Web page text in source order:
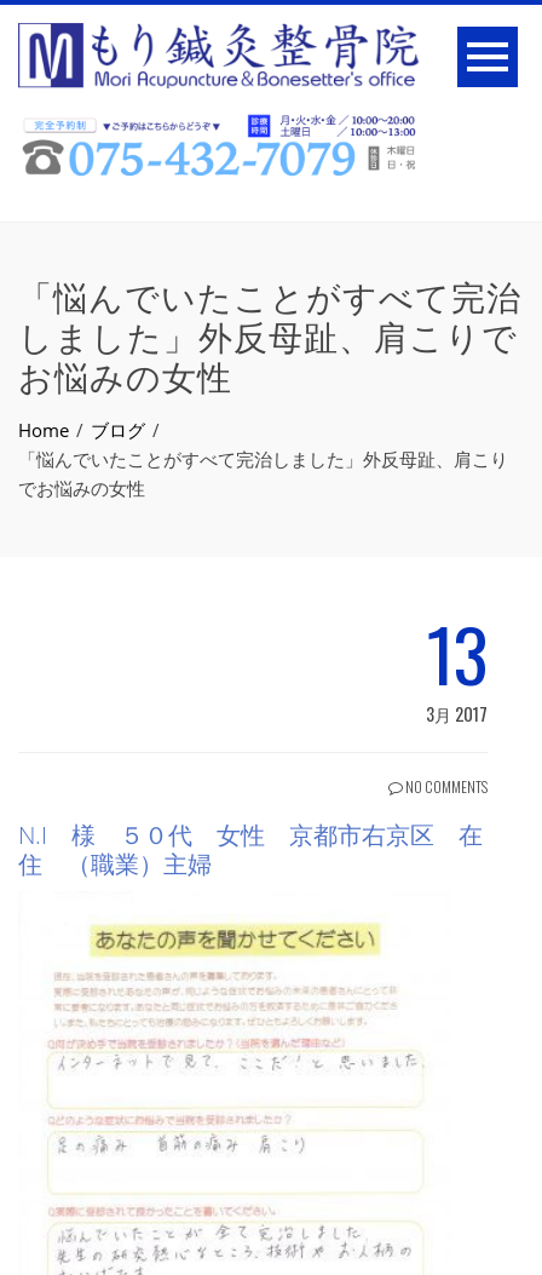
「悩んでいたことがすべて完治
しました」外反母趾、肩こりで
お悩みの女性
Home
ブログ
「悩んでいたことがすべて完治しました」外反母趾、肩こり
でお悩みの女性
13
3月 2017
NO COMMENTS
N.I 様 ５０代 女性 京都市右京区 在
住 （職業）主婦